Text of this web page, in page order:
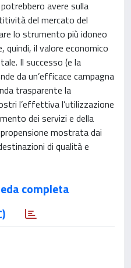
avere sulla
del mercato del
lo strumento più idoneo
il valore economico
Il successo (e la
da un’efficace campagna
trasparente la
l’effettiva l’utilizzazione
dei servizi e della
mostrata dai
di qualità e
completa